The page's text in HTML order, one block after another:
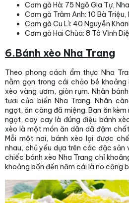
Cơm gà Hà: 75 Ngô Gia Tự,
Cơm gà Trâm Anh: 10 Bà Triệu,
Cơm gà Cu Lì: 40 Nguyễn
Cơm gà Hai Chùa: 8 Tô Vĩnh
6.Bánh xèo Nha Trang
Theo phong cách ẩm thực Nha
nằm gọn trong cái chảo bé
xèo vàng ươm, giòn rụm. Nhân
tươi của biển Nha Trang. Nhân
ngọt, ăn càng đã miệng. Bạn ăn
ngọt, cay cay là đúng điệu bánh
xèo là một món ăn dân dã đậm
Mỗi một nơi, bánh xèo lại được
nhau, chủ yếu dựa trên các đặc sản
chiếc bánh xèo Nha Trang chỉ
khoảng bốn đến năm cái là no căng